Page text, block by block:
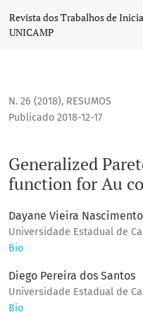
Generalized Pareto
Revista dos Trabalhos de
UNICAMP
N. 26 (2018), RESUMOS
Generalized
function for Au
Publicado 2018-12-17
Dayane Vieira
Universidade Estadual de
Bio
Diego Pereira dos Santos
Universidade Estadual de
Bio